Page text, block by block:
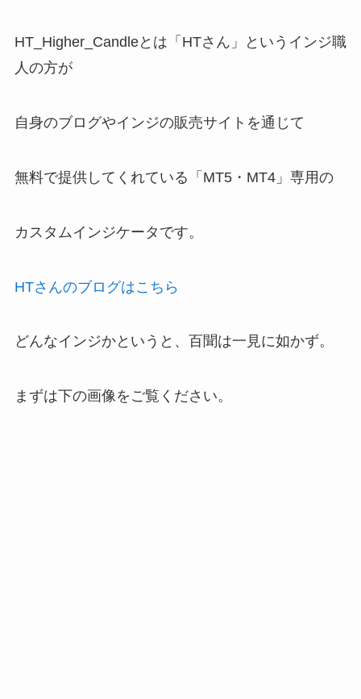
HT_Higher_Candleとは「HTさん」というインジ職
人の方が
自身のブログやインジの販売サイトを通じて
無料で提供してくれている「MT5・MT4」専用の
カスタムインジケータです。
HTさんのブログはこちら
どんなインジかというと、百聞は一見に如かず。
まずは下の画像をご覧ください。